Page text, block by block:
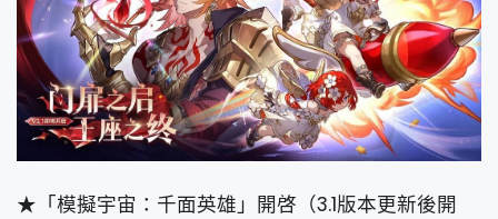
★「模擬宇宙：千面英雄」開啓（3.1版本更新後開